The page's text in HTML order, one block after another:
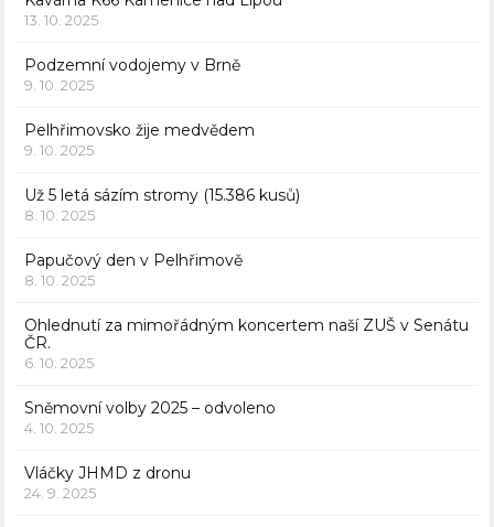
13. 10. 2025
Podzemní vodojemy v Brně
9. 10. 2025
Pelhřimovsko žije medvědem
9. 10. 2025
Už 5 letá sázím stromy (15.386 kusů)
8. 10. 2025
Papučový den v Pelhřimově
8. 10. 2025
Ohlednutí za mimořádným koncertem naší ZUŠ v Senátu
ČR.
6. 10. 2025
Sněmovní volby 2025 – odvoleno
4. 10. 2025
Vláčky JHMD z dronu
24. 9. 2025